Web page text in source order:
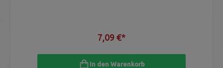
7,09 €*
In den Warenkorb